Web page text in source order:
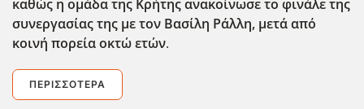
καθώς η ομάδα της Κρήτης ανακοίνωσε το φινάλε της
συνεργασίας της με τον Βασίλη Ράλλη, μετά από
κοινή πορεία οκτώ ετών.
ΠΕΡΙΣΣΌΤΕΡΑ